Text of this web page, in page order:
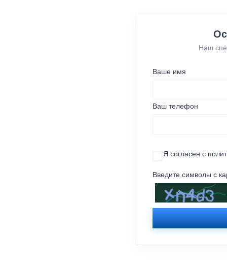
Наш
Ваше имя
Ваш телефон
Я согласен с
Введите символы с